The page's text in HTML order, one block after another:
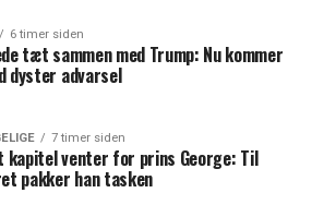
6 timer siden
tæt sammen med Trump: Nu kommer
dyster advarsel
7 timer siden
kapitel venter for prins George: Til
pakker han tasken